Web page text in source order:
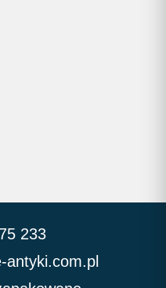
233
antyki.com.pl